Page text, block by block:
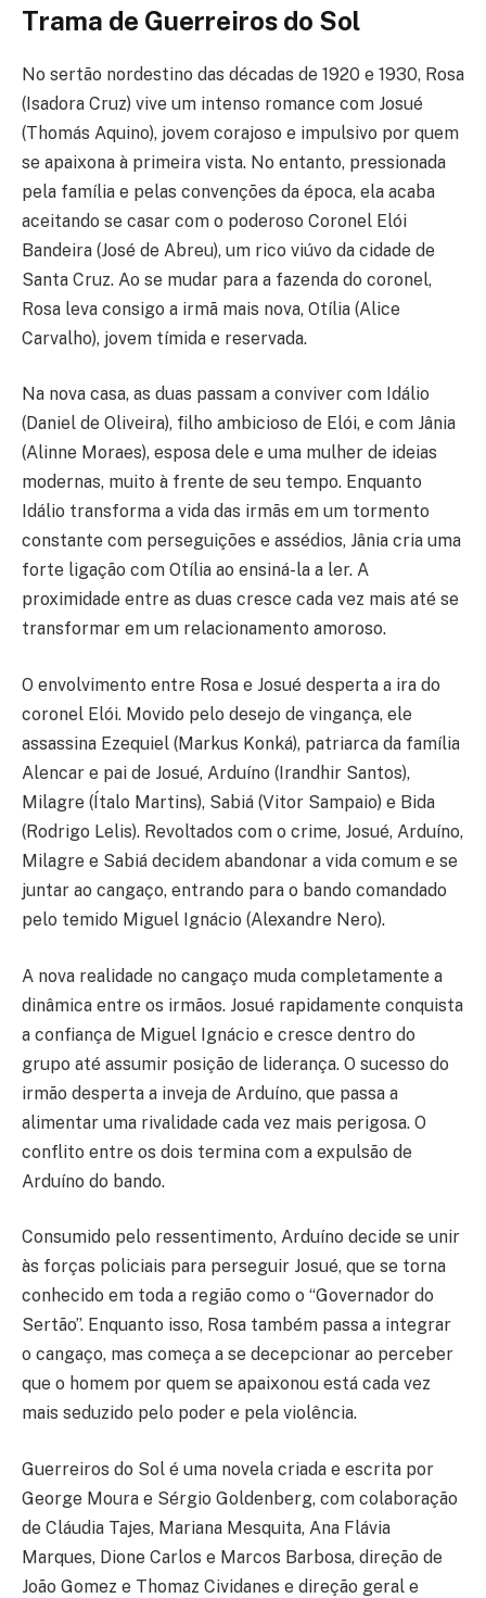
Trama de Guerreiros do Sol
No sertão nordestino das décadas de 1920 e 1930, Rosa
(Isadora Cruz) vive um intenso romance com Josué
(Thomás Aquino), jovem corajoso e impulsivo por quem
se apaixona à primeira vista. No entanto, pressionada
pela família e pelas convenções da época, ela acaba
aceitando se casar com o poderoso Coronel Elói
Bandeira (José de Abreu), um rico viúvo da cidade de
Santa Cruz. Ao se mudar para a fazenda do coronel,
Rosa leva consigo a irmã mais nova, Otília (Alice
Carvalho), jovem tímida e reservada.
Na nova casa, as duas passam a conviver com Idálio
(Daniel de Oliveira), filho ambicioso de Elói, e com Jânia
(Alinne Moraes), esposa dele e uma mulher de ideias
modernas, muito à frente de seu tempo. Enquanto
Idálio transforma a vida das irmãs em um tormento
constante com perseguições e assédios, Jânia cria uma
forte ligação com Otília ao ensiná-la a ler. A
proximidade entre as duas cresce cada vez mais até se
transformar em um relacionamento amoroso.
O envolvimento entre Rosa e Josué desperta a ira do
coronel Elói. Movido pelo desejo de vingança, ele
assassina Ezequiel (Markus Konká), patriarca da família
Alencar e pai de Josué, Arduíno (Irandhir Santos),
Milagre (Ítalo Martins), Sabiá (Vitor Sampaio) e Bida
(Rodrigo Lelis). Revoltados com o crime, Josué, Arduíno,
Milagre e Sabiá decidem abandonar a vida comum e se
juntar ao cangaço, entrando para o bando comandado
pelo temido Miguel Ignácio (Alexandre Nero).
A nova realidade no cangaço muda completamente a
dinâmica entre os irmãos. Josué rapidamente conquista
a confiança de Miguel Ignácio e cresce dentro do
grupo até assumir posição de liderança. O sucesso do
irmão desperta a inveja de Arduíno, que passa a
alimentar uma rivalidade cada vez mais perigosa. O
conflito entre os dois termina com a expulsão de
Arduíno do bando.
Consumido pelo ressentimento, Arduíno decide se unir
às forças policiais para perseguir Josué, que se torna
conhecido em toda a região como o “Governador do
Sertão”. Enquanto isso, Rosa também passa a integrar
o cangaço, mas começa a se decepcionar ao perceber
que o homem por quem se apaixonou está cada vez
mais seduzido pelo poder e pela violência.
Guerreiros do Sol é uma novela criada e escrita por
George Moura e Sérgio Goldenberg, com colaboração
de Cláudia Tajes, Mariana Mesquita, Ana Flávia
Marques, Dione Carlos e Marcos Barbosa, direção de
João Gomez e Thomaz Cividanes e direção geral e